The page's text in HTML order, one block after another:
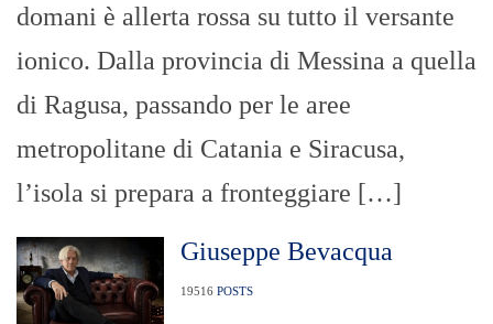
domani è allerta rossa su tutto il versante
ionico. Dalla provincia di Messina a quella
di Ragusa, passando per le aree
metropolitane di Catania e Siracusa,
l’isola si prepara a fronteggiare […]
Giuseppe Bevacqua
19516 POSTS